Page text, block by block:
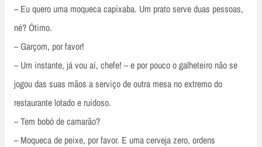
– Eu quero uma moqueca capixaba. Um prato serve duas pessoas,
né? Ótimo.
– Garçom, por favor!
– Um instante, já vou aí, chefe! – e por pouco o galheteiro não se
jogou das suas mãos a serviço de outra mesa no extremo do
restaurante lotado e ruidoso.
– Tem bobó de camarão?
– Moqueca de peixe, por favor. E uma cerveja zero, ordens